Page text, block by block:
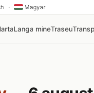
· Magyar
Langa mineTraseu